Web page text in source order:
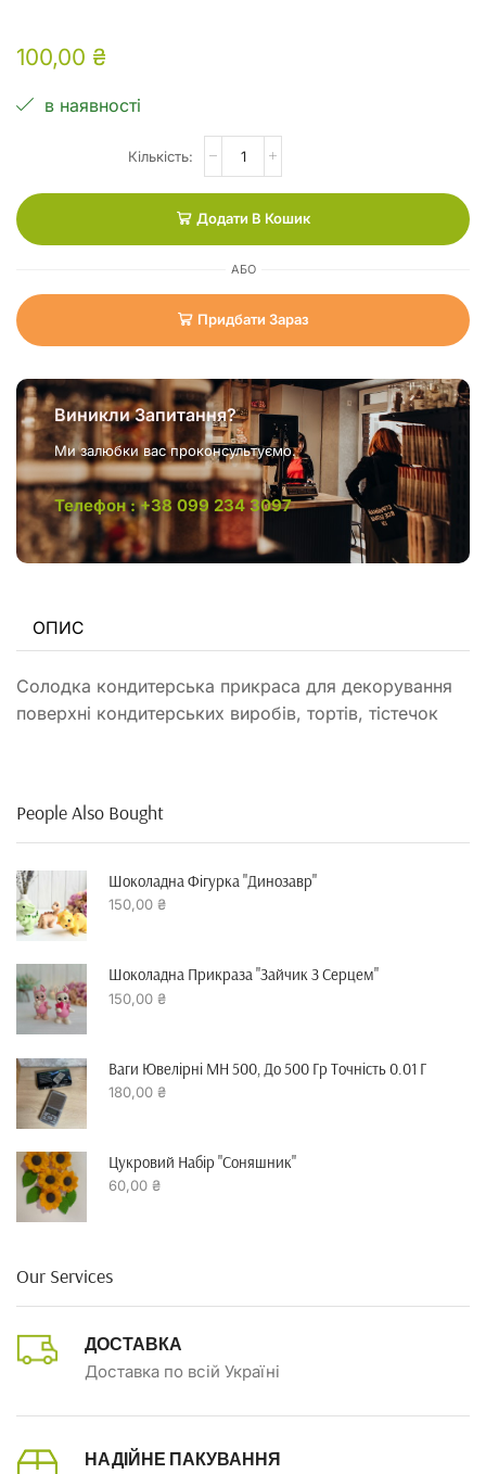
100,00 ₴
в наявності
Додати В Кошик
АБО
Придбати Зараз
Виникли Запитання?
Ми залюбки вас проконсультуємо.
Телефон : +38 099 234 3097
ОПИС
Солодка кондитерська прикраса для декорування
поверхні кондитерських виробів, тортів, тістечок
People Also Bought
Шоколадна Фігурка "динозавр"
150,00 ₴
Шоколадна Прикраза "зайчик З Серцем"
150,00 ₴
Ваги Ювелірні MH 500, До 500 Гр Точність 0.01 Г
180,00 ₴
Цукровий Набір "Соняшник"
60,00 ₴
Our Services
ДОСТАВКА
Доставка по всій Україні
НАДІЙНЕ ПАКУВАННЯ